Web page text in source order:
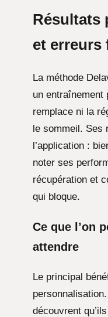
Résultats
et erreurs
La méthode
un entraînement
remplace ni la
le sommeil. Ses
l’application :
noter ses
récupération et
qui bloque.
Ce que l’on
attendre
Le principal
découvrent